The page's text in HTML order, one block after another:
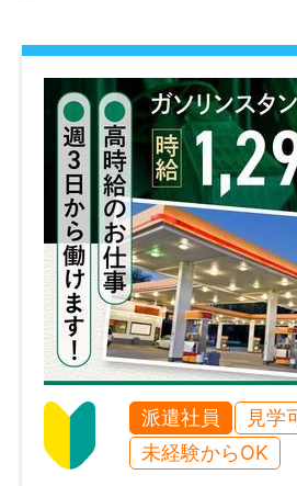
上限とする。）
・定年制：なし
・再雇用制度：なし
・固定残業代制：なし
※詳細は、面談時にお
・北九州市八幡東区エ
・JR「八幡駅」から徒歩
・無料駐車場あり
《じょぶるのご紹介》
●あなたのご希望のお
●当社（株式会社Be
は福岡の地域に特化し
派遣社員 見学
未経験からOK